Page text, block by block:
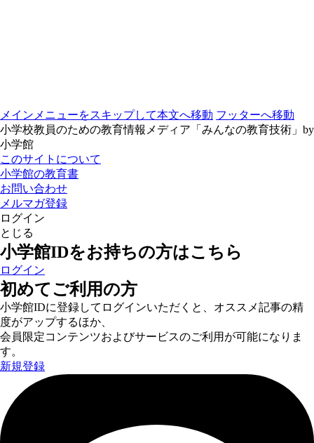
メインメニューをスキップして本文へ移動 フッターへ移動
小学校教員のための教育情報メディア「みんなの教育技術」by
小学館
このサイトについて
小学館の教育書
お問い合わせ
メルマガ登録
ログイン
とじる
小学館IDをお持ちの方はこちら
ログイン
初めてご利用の方
小学館IDに登録してログインいただくと、オススメ記事の精
度がアップするほか、
会員限定コンテンツおよびサービスのご利用が可能になりま
す。
新規登録